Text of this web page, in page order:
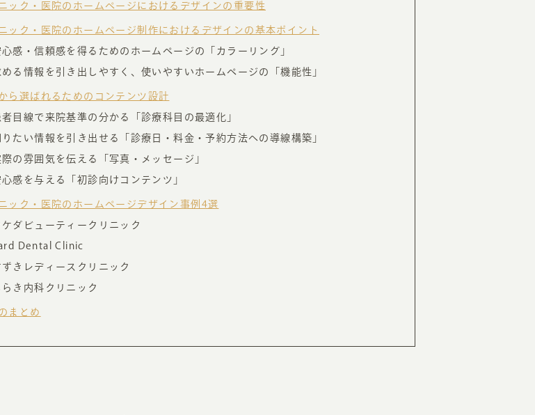
ック・医院のホームページにおけるデザインの重要性
ック・医院のホームページ制作におけるデザインの基本ポイント
心感・信頼感を得るためのホームページの「カラーリング」
める情報を引き出しやすく、使いやすいホームページの「機能性」
ら選ばれるためのコンテンツ設計
者目線で来院基準の分かる「診療科目の最適化」
りたい情報を引き出せる「診療日・料金・予約方法への導線構築」
際の雰囲気を伝える「写真・メッセージ」
心感を与える「初診向けコンテンツ」
ック・医院のホームページデザイン事例4選
ケダビューティークリニック
Dental Clinic
ずきレディースクリニック
らき内科クリニック
まとめ